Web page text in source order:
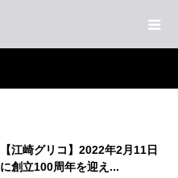
【江崎グリコ】2022年2月11日
に創立100周年を迎え...